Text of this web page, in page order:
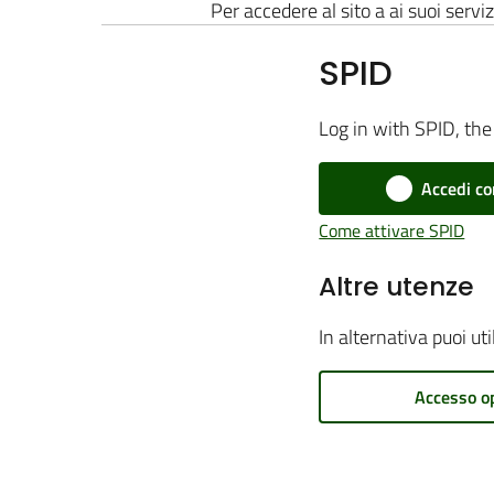
Per accedere al sito a ai suoi
SPID
Log in with SPID,
Accedi
Come attivare SPID
Altre utenze
In alternativa puoi
Accesso